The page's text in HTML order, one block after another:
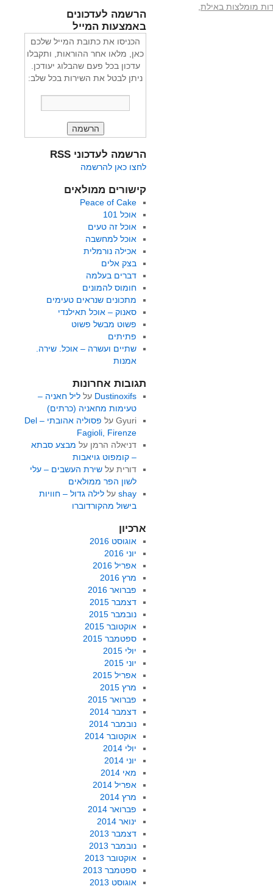
מומלצות באילת
הרשמה לעדכונים
באמצעות המייל
הכניסו את כתובת המייל שלכם
כאן, מלאו אחר ההוראות, ותקבלו
עדכון בכל פעם שהבלוג יעודכן.
ניתן לבטל את השירות בכל שלב:
הרשמה לעדכוני RSS
לחצו כאן להרשמה
קישורים ממולאים
Peace of Cake
אוכל 101
אוכל זה טעים
אוכל למחשבה
אכילה נורמלית
בצק אלים
דברים בעלמה
חומוס להמונים
מתכונים שנראים טעימים
סאנוק – אוכל תאילנדי
פשוט מבשל פשוט
פתיתים
שתיים ועשרה – אוכל. שירה.
אמנות
תגובות אחרונות
Dustinoxifs על ליל חאניה –
טעימות מחאניה (כרתים)
Gyuriעל
פסוליה אהובתי – Del
Fagioli, Firenze
דניאלה הרמן על מבצע סבתא
– קומפוט גויאבות
דוריתעל שירת העשבים – עלי
לשון הפר ממולאים
shayעל לילה גדול – חוויות
בישול מהקורדוברו
ארכיון
אוגוסט 2016
יוני 2016
אפריל 2016
מרץ 2016
פברואר 2016
דצמבר 2015
נובמבר 2015
אוקטובר 2015
ספטמבר 2015
יולי 2015
יוני 2015
אפריל 2015
מרץ 2015
פברואר 2015
דצמבר 2014
נובמבר 2014
אוקטובר 2014
יולי 2014
יוני 2014
מאי 2014
אפריל 2014
מרץ 2014
פברואר 2014
ינואר 2014
דצמבר 2013
נובמבר 2013
אוקטובר 2013
ספטמבר 2013
אוגוסט 2013